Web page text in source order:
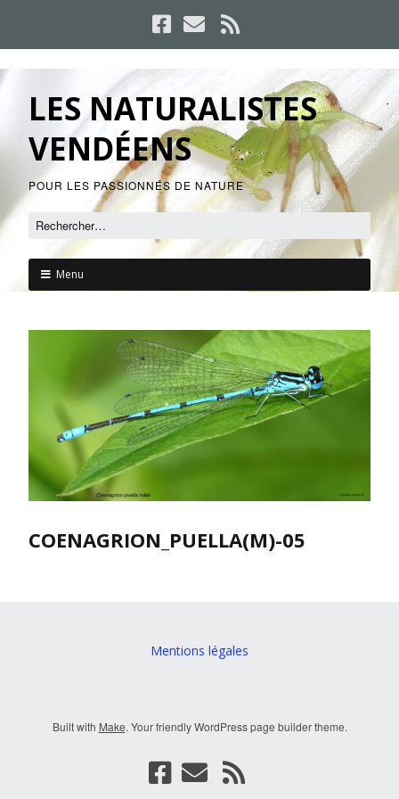
LES NATURALISTES
VENDÉENS
POUR LES PASSIONNÉS DE NATURE
Menu
COENAGRION_PUELLA(M)-05
Mentions légales
Built with Make. Your friendly WordPress page builder theme.